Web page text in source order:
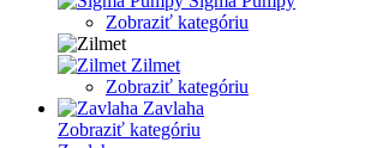
Zobraziť kategóriu
Zilmet
Zobraziť kategóriu
Zavlaha
Zobraziť kategóriu